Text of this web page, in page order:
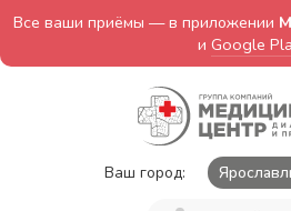
Все ваши приёмы — в приложении
и Google
Ваш город: